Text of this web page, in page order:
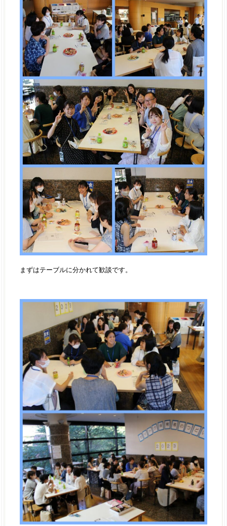
まずはテーブルに分かれて歓談です。